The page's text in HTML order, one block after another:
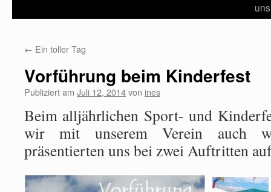
uns
← Ein toller Tag
Vorführung beim Kinderfest
Publiziert am Juli 12, 2014von ines
Beim alljährlichen Sport- und
wir mit unserem Verein auch
präsentierten uns bei zwei Auftritten